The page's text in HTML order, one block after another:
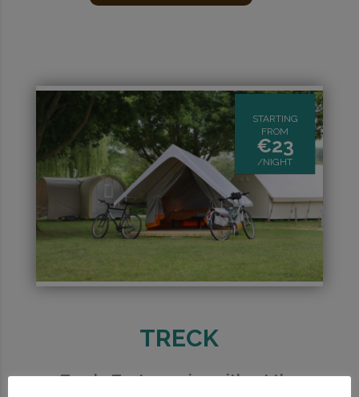
STARTING
FROM
€23
/NIGHT
TRECK
Treck : Tent camping without the